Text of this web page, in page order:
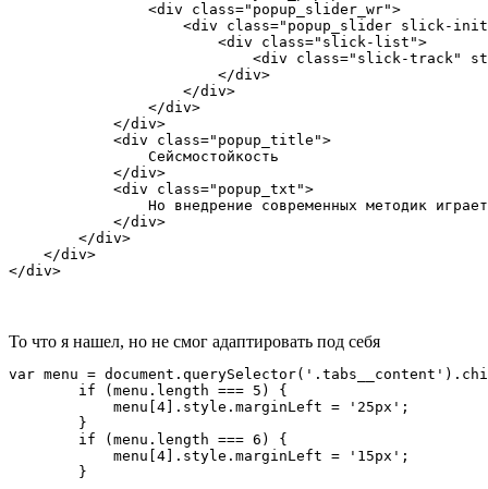
                <div class="popup_slider_wr">
<div class="popup_slider slick-
                        <div class="slick-list">
<div class="slick-track"
                        </div>
                    </div>
                </div>
            </div>
            <div class="popup_title">
                Сейсмостойкость
            </div>
            <div class="popup_txt">
Но внедрение современных методик
            </div>
        </div>
    </div>
</div>
То что я нашел, но не смог адаптировать под себя
var menu =
        if (menu.length === 5) {
            menu[4].style.marginLeft = '25px';
        }
        if (menu.length === 6) {
            menu[4].style.marginLeft = '15px';
        }